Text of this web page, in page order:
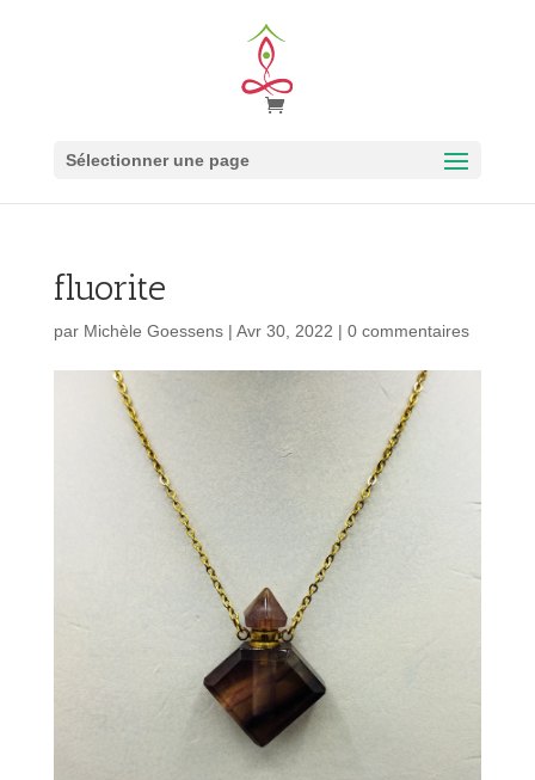
Sélectionner une page
fluorite
par Michèle Goessens| Avr 30, 2022 | 0 commentaires